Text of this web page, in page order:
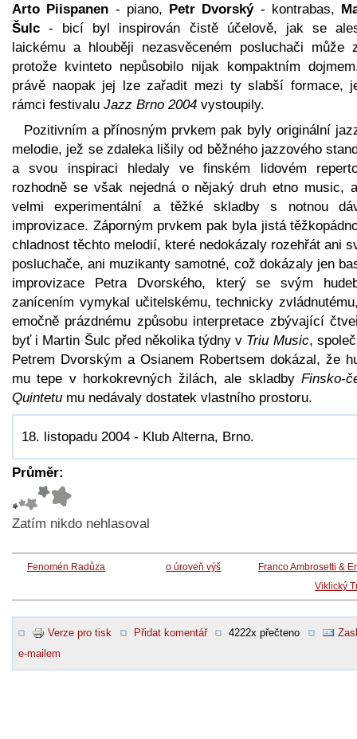
Arto Piispanen - piano, Petr Dvorský- kontrabas,
Šulc - bicí byl inspirován čistě účelově, jak se
laickému a hlouběji nezasvěceném posluchači může
protože kvinteto nepůsobilo nijak kompaktním
právě naopak jej lze zařadit mezi ty slabší formace,
rámci festivalu Jazz Brno 2004 vystoupily.
Pozitivním a přínosným prvkem pak byly originální
melodie, jež se zdaleka lišily od běžného jazzového
a svou inspiraci hledaly ve finském lidovém
rozhodně se však nejedná o nějaký druh etno music,
velmi experimentální a těžké skladby s notnou
improvizace. Záporným prvkem pak byla jistá
chladnost těchto melodií, které nedokázaly rozehřát ani
posluchače, ani muzikanty samotné, což dokázaly jen
improvizace Petra Dvorského, který se svým
zanícením vymykal učitelskému, technicky
emočně prázdnému způsobu interpretace zbývající
byť i Martin Šulc před několika týdny v Triu Music,
Petrem Dvorským a Osianem Robertsem dokázal, že
mu tepe v horkokrevných žilách, ale skladby Finsko-
Quintetu mu nedávaly dostatek vlastního prostoru.
18. listopadu 2004 - Klub Alterna, Brno.
Průměr:
Zatím nikdo nehlasoval
Fenomén Radůza o úroveň výš
Franco Ambrosetti &
Viklický
Verze pro tisk Přidat komentář 4222x přečteno
e-mailem